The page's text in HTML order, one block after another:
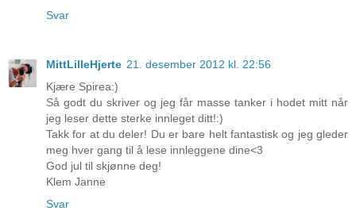
Svar
MittLilleHjerte 21. desember 2012 kl. 22:56
Kjære Spirea:)
Så godt du skriver og jeg får masse tanker i hodet mitt når
jeg leser dette sterke innleget ditt!:)
Takk for at du deler! Du er bare helt fantastisk og jeg gleder
meg hver gang til å lese innleggene dine<3
God jul til skjønne deg!
Klem Janne
Svar